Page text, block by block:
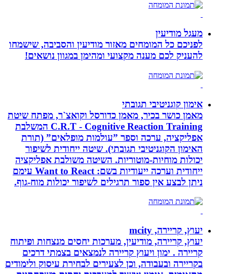
מעגל מודיעין
לפניכם כל המומחים מאזור מודיעין והסביבה, שישמחו
להעניק לכם מענה מקצועי ומהימן במגוון נושאים!
אימון קוגניטיבי תגובתי
מאמן כושר בכיר, מאמן כדורסל וקואצ`ר, מפתח שיטת
C.R.T - Cognitive Reaction Training המשלבת
אפליקציה, ערכה וספר ”עולמות מופלאים” (תורת
האימון הקוגניטיבי תגובתי). שיטה ייחודית לשיפור
יכולות מוחיות-מוטוריות. השיטה משולבת אפליקציה
ייחודית וערכה ייעודיות בשם: Want to React עימם
ניתן לבצע אין ספור תרגילים לשיפור יכולות מוח-גוף.
יעוץ, קריירה, mcity
יעוץ, קריירה, מודיעין, מערכות יחסים מנצחות ופיתוח
קריירה . ימון ויעוץ קריירה לנמצאים בצמתי דרכים
בקריירה ובעבודה, וכן לצעירים לבחירת עיסוק ולימודים